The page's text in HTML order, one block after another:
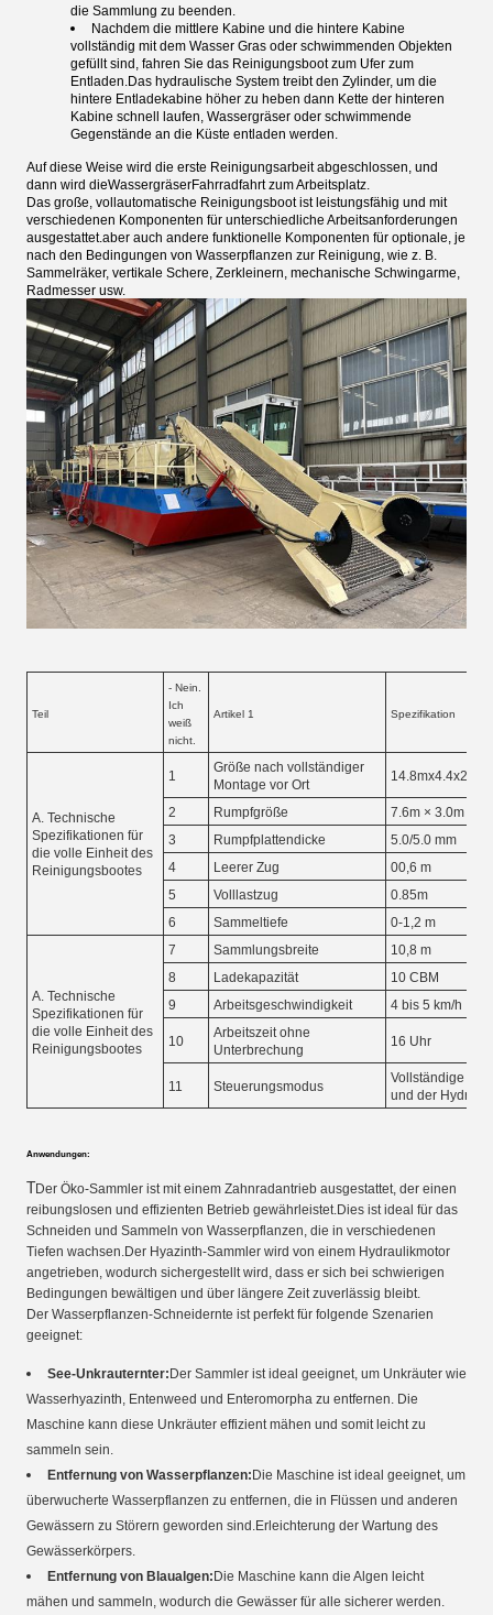
die Sammlung zu beenden.
Nachdem die mittlere Kabine und die hintere Kabine
vollständig mit dem Wasser Gras oder schwimmenden Objekten
gefüllt sind, fahren Sie das Reinigungsboot zum Ufer zum
Entladen.Das hydraulische System treibt den Zylinder, um die
hintere Entladekabine höher zu heben dann Kette der hinteren
Kabine schnell laufen, Wassergräser oder schwimmende
Gegenstände an die Küste entladen werden.
Auf diese Weise wird die erste Reinigungsarbeit abgeschlossen, und
dann wird dieWassergräserFahrradfahrt zum Arbeitsplatz.
Das große, vollautomatische Reinigungsboot ist leistungsfähig und mit
verschiedenen Komponenten für unterschiedliche Arbeitsanforderungen
ausgestattet.aber auch andere funktionelle Komponenten für optionale, je
nach den Bedingungen von Wasserpflanzen zur Reinigung, wie z. B.
Sammelräker, vertikale Schere, Zerkleinern, mechanische Schwingarme,
Radmesser usw.
Teil
- Nein.
Ich
weiß
nicht.
Artikel 1 Spezifikation
A. Technische
Spezifikationen für
die volle Einheit des
Reinigungsbootes
1
Größe nach vollständiger
Montage vor Ort
14.8mx4.4x2.9 m
2 Rumpfgröße
7.6m × 3.0m ×
3
Rumpfplattendicke
5.0/5.0 mm
4
Leerer Zug
00,6 m
5
Volllastzug
0.85m
6
Sammeltiefe 0-1,2 m
A. Technische
Spezifikationen für
die volle Einheit des
Reinigungsbootes
7 Sammlungsbreite
10,8 m
8
Ladekapazität
10 CBM
9
Arbeitsgeschwindigkeit 4 bis 5 km/h
10
Arbeitszeit ohne
Unterbrechung
16 Uhr
11 Steuerungsmodus
Vollständige
und der
Anwendungen:
TDer Öko-Sammler ist mit einem Zahnradantrieb ausgestattet, der einen
reibungslosen und effizienten Betrieb gewährleistet.Dies ist ideal für das
Schneiden und Sammeln von Wasserpflanzen, die in verschiedenen
Tiefen wachsen.Der Hyazinth-Sammler wird von einem Hydraulikmotor
angetrieben, wodurch sichergestellt wird, dass er sich bei schwierigen
Bedingungen bewältigen und über längere Zeit zuverlässig bleibt.
Der Wasserpflanzen-Schneidernte ist perfekt für folgende Szenarien
geeignet:
See-Unkrauternter: Der Sammler ist ideal geeignet, um Unkräuter wie
Wasserhyazinth, Entenweed und Enteromorpha zu entfernen. Die
Maschine kann diese Unkräuter effizient mähen und somit leicht zu
sammeln sein.
Entfernung von Wasserpflanzen: Die Maschine ist ideal geeignet, um
überwucherte Wasserpflanzen zu entfernen, die in Flüssen und anderen
Gewässern zu Störern geworden sind.Erleichterung der Wartung des
Gewässerkörpers.
Entfernung von Blaualgen: Die Maschine kann die Algen leicht
mähen und sammeln, wodurch die Gewässer für alle sicherer werden.